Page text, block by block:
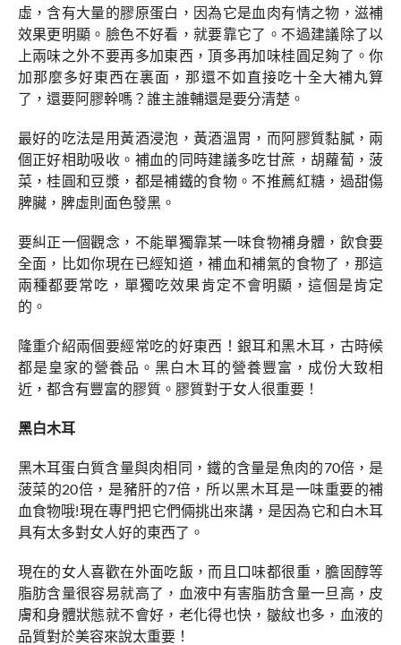
虛，含有大量的膠原蛋白，因為它是血肉有情之物，滋補
效果更明顯。臉色不好看，就要靠它了。不過建議除了以
上兩味之外不要再多加東西，頂多再加味桂圓足夠了。你
加那麼多好東西在裏面，那還不如直接吃十全大補丸算
了，還要阿膠幹嗎？誰主誰輔還是要分清楚。
最好的吃法是用黃酒浸泡，黃酒溫胃，而阿膠質黏膩，兩
個正好相助吸收。補血的同時建議多吃甘蔗，胡蘿蔔，菠
菜，桂圓和豆漿，都是補鐵的食物。不推薦紅糖，過甜傷
脾臟，脾虛則面色發黑。
要糾正一個觀念，不能單獨靠某一味食物補身體，飲食要
全面，比如你現在已經知道，補血和補氣的食物了，那這
兩種都要常吃，單獨吃效果肯定不會明顯，這個是肯定
的。
隆重介紹兩個要經常吃的好東西！銀耳和黑木耳，古時候
都是皇家的營養品。黑白木耳的營養豐富，成份大致相
近，都含有豐富的膠質。膠質對于女人很重要！
黑白木耳
黑木耳蛋白質含量與肉相同，鐵的含量是魚肉的70倍，是
菠菜的20倍，是豬肝的7倍，所以黑木耳是一味重要的補
血食物哦!現在專門把它們倆挑出來講，是因為它和白木耳
具有太多對女人好的東西了。
現在的女人喜歡在外面吃飯，而且口味都很重，膽固醇等
脂肪含量很容易就高了，血液中有害脂肪含量一旦高，皮
膚和身體狀態就不會好，老化得也快，皺紋也多，血液的
品質對於美容來說太重要！